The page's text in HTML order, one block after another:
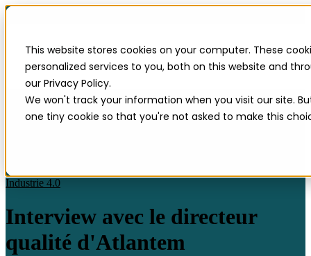
This website stores cookies on your computer. These
personalized services to you, both on this website and
our Privacy Policy.
We won't track your information when you visit our site.
one tiny cookie so that you're not asked to make this
Industrie 4.0
Interview avec le directeur
qualité d'Atlantem